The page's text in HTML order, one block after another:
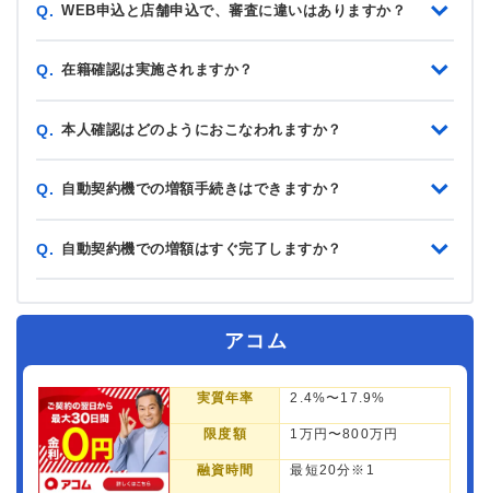
Q. WEB申込と店舗申込で、審査に違いはありますか？
Q. 在籍確認は実施されますか？
Q. 本人確認はどのようにおこなわれますか？
Q. 自動契約機での増額手続きはできますか？
Q. 自動契約機での増額はすぐ完了しますか？
アコム
実質年率 2.4%〜17.9%
限度額 1万円〜800万円
融資時間 最短20分※1